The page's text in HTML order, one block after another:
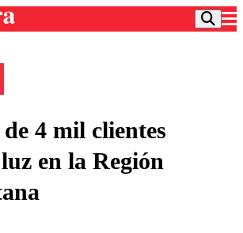
TV
Colo
4 mil clientes
en la Región